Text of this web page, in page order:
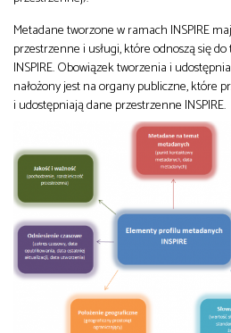
Metadane tworzone w ramach INSPIRE
przestrzenne i usługi, które odnoszą się
INSPIRE. Obowiązek tworzenia i
nałożony jest na organy publiczne, które
i udostępniają dane przestrzenne INSPIRE.